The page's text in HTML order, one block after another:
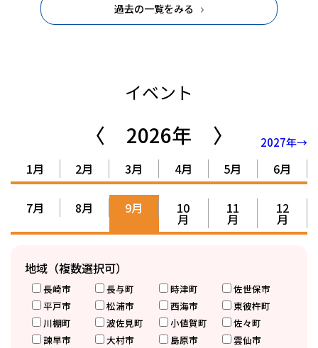
過去の一覧をみる
イベント
〈 2026年 〉 2027年→
1月 2月 3月 4月 5月 6月
7月 8月 9月 10
月
11
月
12
月
地域（複数選択可）
長崎市 長与町 時津町
佐世保市
平戸市
松浦市 西海市
東彼杵町
川棚町
波佐見町 小値賀町
佐々町
諫早市
大村市 島原市
雲仙市